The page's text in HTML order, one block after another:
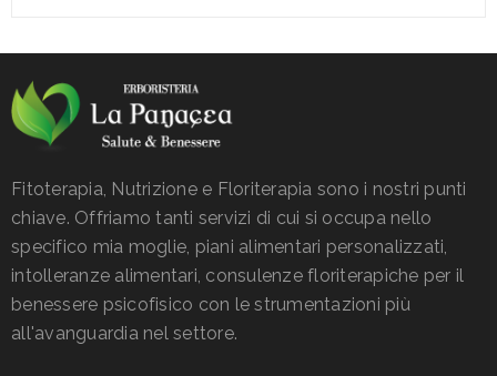
Fitoterapia, Nutrizione e Floriterapia sono i nostri punti
chiave. Offriamo tanti servizi di cui si occupa nello
specifico mia moglie, piani alimentari personalizzati,
intolleranze alimentari, consulenze floriterapiche per il
benessere psicofisico con le strumentazioni più
all'avanguardia nel settore.